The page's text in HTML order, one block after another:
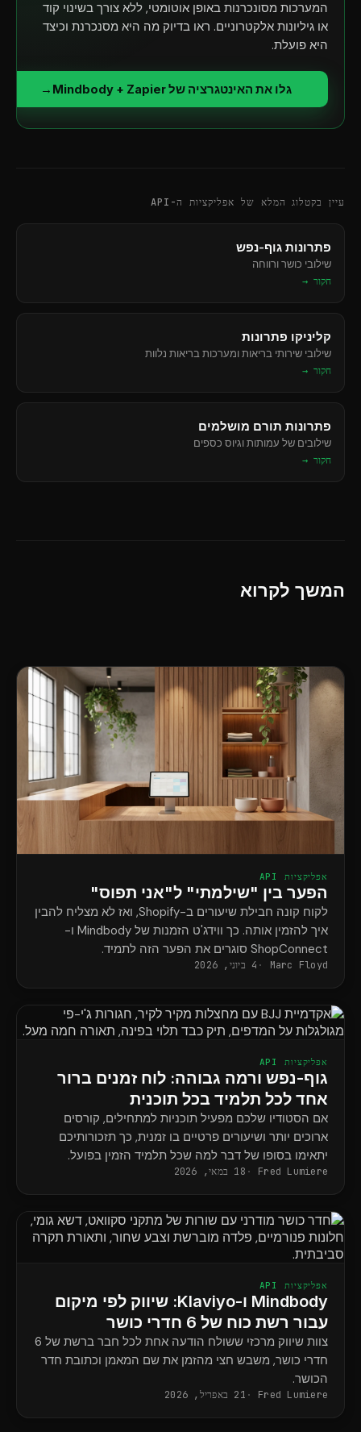
המערכות מסונכרנות באופן אוטומטי, ללא צורך בשינוי קוד
או גיליונות אלקטרוניים. ראו בדיוק מה היא מסנכרנת וכיצד
היא פועלת.
גלו את האינטגרציה של Mindbody + Zapier →
עיין בקטלוג המלא של אפליקציות ה-API
פתרונות גוף-נפש
שילובי כושר ורווחה
חקור →
קליניקו פתרונות
שילובי שירותי בריאות ומערכות בריאות נלוות
חקור →
פתרונות תורם מושלמים
שילובים של עמותות וגיוס כספים
חקור →
המשך לקרוא
אפליקציות API
הפער בין "שילמתי" ל"אני תפוס"
לקוח קונה חבילת שיעורים ב-Shopify, ואז לא מצליח להבין
איך להזמין אותה. כך ווידג'ט הזמנות של Mindbody ו-
ShopConnect סוגרים את הפער הזה לתמיד.
Marc Floyd 4 ביוני, 2026
אפליקציות API
גוף-נפש ורמה גבוהה: לוח זמנים ברור
אחד לכל תלמיד בכל תוכנית
אם הסטודיו שלכם מפעיל תוכניות למתחילים, קורסים
ארוכים יותר ושיעורים פרטיים בו זמנית, כך תזכורותיכם
יתאימו בסופו של דבר למה שכל תלמיד הזמין בפועל.
Fred Lumiere 18 במאי, 2026
אפליקציות API
Mindbody ו-Klaviyo: שיווק לפי מיקום
עבור רשת כוח של 6 חדרי כושר
צוות שיווק מרכזי ששולח הודעה אחת לכל חבר ברשת של 6
חדרי כושר, משבש חצי מהזמן את שם המאמן וכתובת חדר
הכושר.
Fred Lumiere 21 באפריל, 2026